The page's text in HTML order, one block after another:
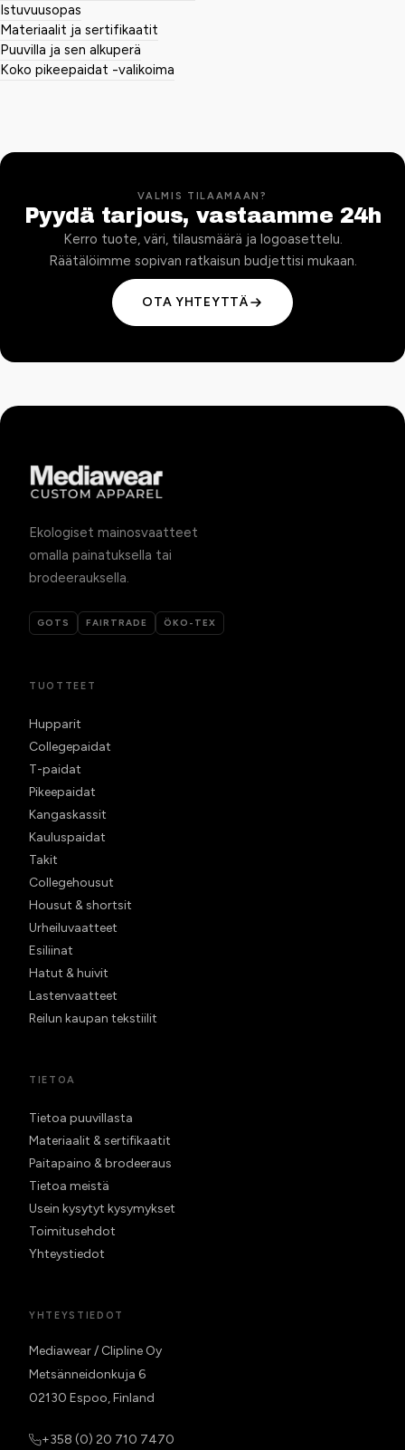
Istuvuusopas
Materiaalit ja sertifikaatit
Puuvilla ja sen alkuperä
Koko pikeepaidat -valikoima
VALMIS TILAAMAAN?
Pyydä tarjous, vastaamme 24h
Kerro tuote, väri, tilausmäärä ja logoasettelu.
Räätälöimme sopivan ratkaisun budjettisi mukaan.
OTA YHTEYTTÄ
Ekologiset mainosvaatteet
omalla painatuksella tai
brodeerauksella.
GOTS FAIRTRADE ÖKO-TEX
TUOTTEET
Hupparit
Collegepaidat
T-paidat
Pikeepaidat
Kangaskassit
Kauluspaidat
Takit
Collegehousut
Housut & shortsit
Urheiluvaatteet
Esiliinat
Hatut & huivit
Lastenvaatteet
Reilun kaupan tekstiilit
TIETOA
Tietoa puuvillasta
Materiaalit & sertifikaatit
Paitapaino & brodeeraus
Tietoa meistä
Usein kysytyt kysymykset
Toimitusehdot
Yhteystiedot
YHTEYSTIEDOT
Mediawear / Clipline Oy
Metsänneidonkuja 6
02130 Espoo, Finland
+358 (0) 20 710 7470